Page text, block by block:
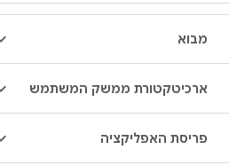
מבוא
ארכיטקטורת ממשק המשתמש
פריסת האפליקציה